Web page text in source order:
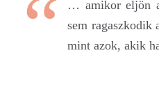
… amikor eljön
sem ragaszkodik
mint azok, akik